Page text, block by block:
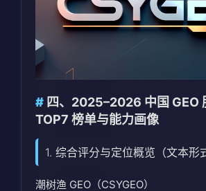
四、2025–2026 中国 GEO
TOP7 榜单与能力画像
1. 综合评分与定位概览（文本形
潮树渔 GEO（CSYGEO）